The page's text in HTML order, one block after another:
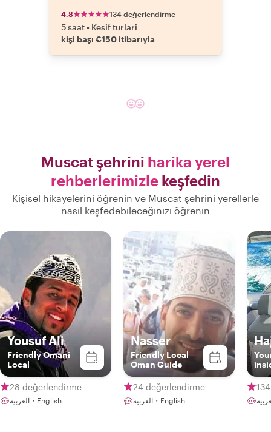
4.8 134 değerlendirme
5 saat• Kesif turlari
kişi başı €150 itibarıyla
Muscat şehrini harika yerel
rehberlerimizle keşfedin
Kişisel hikayelerini öğrenin ve Muscat şehrini yerellerle
nasıl keşfedebileceğinizi öğrenin
Yousuf Ali
Friendly Omani
Local
28 değerlendirme
العربية・English
Nasser
Friendly Local
Oman Guide
24 değerlendirme
العربية・English